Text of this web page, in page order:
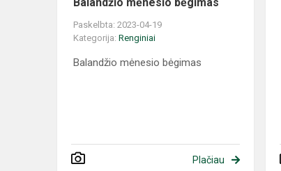
Paskelbta: 2023-04-19
Kategorija: Renginiai
Balandžio mėnesio bėgimas
Plačiau